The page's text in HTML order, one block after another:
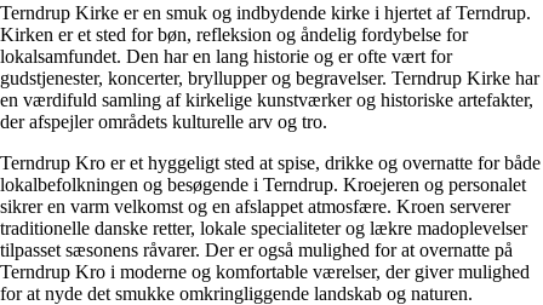
Terndrup Kirke er en smuk og indbydende kirke i hjertet af Terndrup.
Kirken er et sted for bøn, refleksion og åndelig fordybelse for
lokalsamfundet. Den har en lang historie og er ofte vært for
gudstjenester, koncerter, bryllupper og begravelser. Terndrup Kirke har
en værdifuld samling af kirkelige kunstværker og historiske artefakter,
der afspejler områdets kulturelle arv og tro.
Terndrup Kro er et hyggeligt sted at spise, drikke og overnatte for både
lokalbefolkningen og besøgende i Terndrup. Kroejeren og personalet
sikrer en varm velkomst og en afslappet atmosfære. Kroen serverer
traditionelle danske retter, lokale specialiteter og lækre madoplevelser
tilpasset sæsonens råvarer. Der er også mulighed for at overnatte på
Terndrup Kro i moderne og komfortable værelser, der giver mulighed
for at nyde det smukke omkringliggende landskab og naturen.